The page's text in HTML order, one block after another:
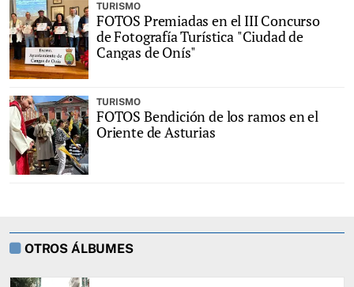
TURISMO
FOTOS Premiadas en el III Concurso
de Fotografía Turística "Ciudad de
Cangas de Onís"
TURISMO
FOTOS Bendición de los ramos en el
Oriente de Asturias
OTROS ÁLBUMES